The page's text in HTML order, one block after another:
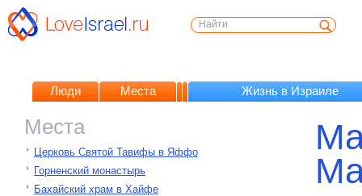
Люди Места Жизнь в Израиле
Места
Церковь Святой Тавифы в Яффо
Горненский монастырь
Бахайский храм в Хайфе